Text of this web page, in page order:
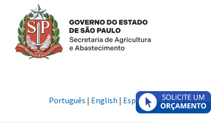
Português | English | Español